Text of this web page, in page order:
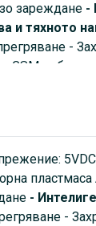
зареждане -
и тяхното
-
таблет,
-
-